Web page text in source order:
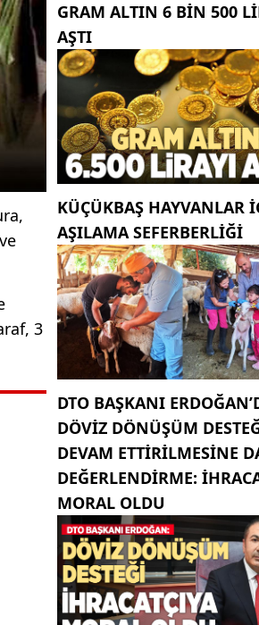
3
GRAM ALTIN 6 BIN 500
AŞTI
KÜÇÜKBAŞ HAYVANLAR
AŞILAMA SEFERBERLİĞİ
DTO BAŞKANI
DÖVIZ DÖNÜŞÜM
DEVAM ETTIRILMESINE
DEĞERLENDIRME:
MORAL OLDU